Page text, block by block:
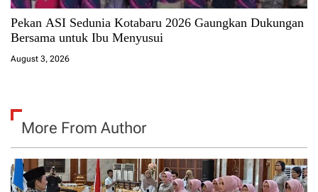
Pekan ASI Sedunia Kotabaru 2026 Gaungkan Dukungan
Bersama untuk Ibu Menyusui
August 3, 2026
More From Author